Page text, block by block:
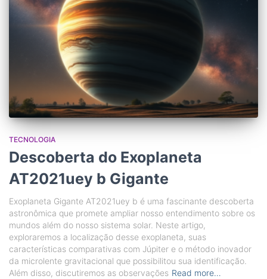
TECNOLOGIA
Descoberta do Exoplaneta
AT2021uey b Gigante
Exoplaneta Gigante AT2021uey b é uma fascinante descoberta
astronômica que promete ampliar nosso entendimento sobre os
mundos além do nosso sistema solar. Neste artigo,
exploraremos a localização desse exoplaneta, suas
características comparativas com Júpiter e o método inovador
da microlente gravitacional que possibilitou sua identificação.
Além disso, discutiremos as observações Read more…